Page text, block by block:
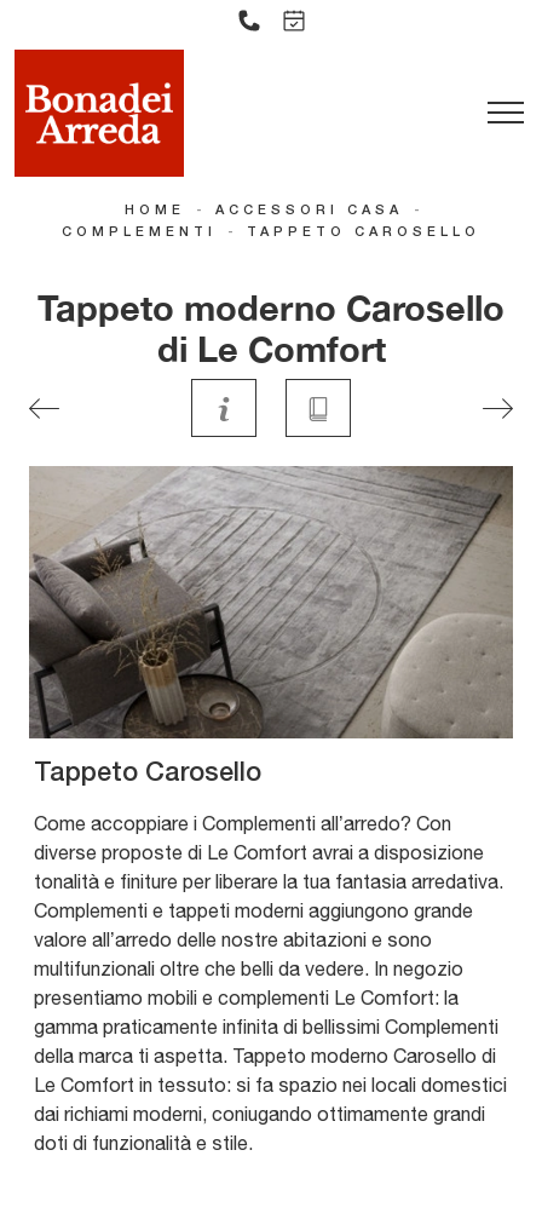
HOME - ACCESSORI CASA -
COMPLEMENTI - TAPPETO CAROSELLO
Tappeto moderno Carosello
di Le Comfort
Tappeto Carosello
Come accoppiare i Complementi all’arredo? Con
diverse proposte di Le Comfort avrai a disposizione
tonalità e finiture per liberare la tua fantasia arredativa.
Complementi e tappeti moderni aggiungono grande
valore all’arredo delle nostre abitazioni e sono
multifunzionali oltre che belli da vedere. In negozio
presentiamo mobili e complementi Le Comfort: la
gamma praticamente infinita di bellissimi Complementi
della marca ti aspetta. Tappeto moderno Carosello di
Le Comfort in tessuto: si fa spazio nei locali domestici
dai richiami moderni, coniugando ottimamente grandi
doti di funzionalità e stile.